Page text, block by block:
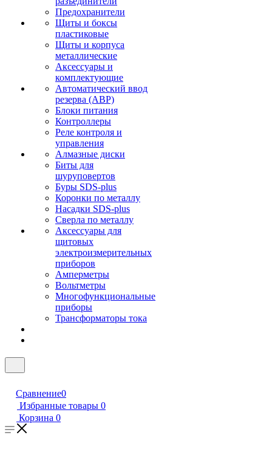
Предохранители
Щиты и боксы
пластиковые
Щиты и корпуса
металлические
Аксессуары и
комплектующие
Автоматический ввод
резерва (АВР)
Блоки питания
Контроллеры
Реле контроля и
управления
Алмазные диски
Биты для
шуруповертов
Буры SDS-plus
Коронки по металлу
Насадки SDS-plus
Сверла по металлу
Аксессуары для
щитовых
электроизмерительных
приборов
Амперметры
Вольтметры
Многофункциональные
приборы
Трансформаторы тока
Сравнение0
Избранные товары 0
Корзина 0